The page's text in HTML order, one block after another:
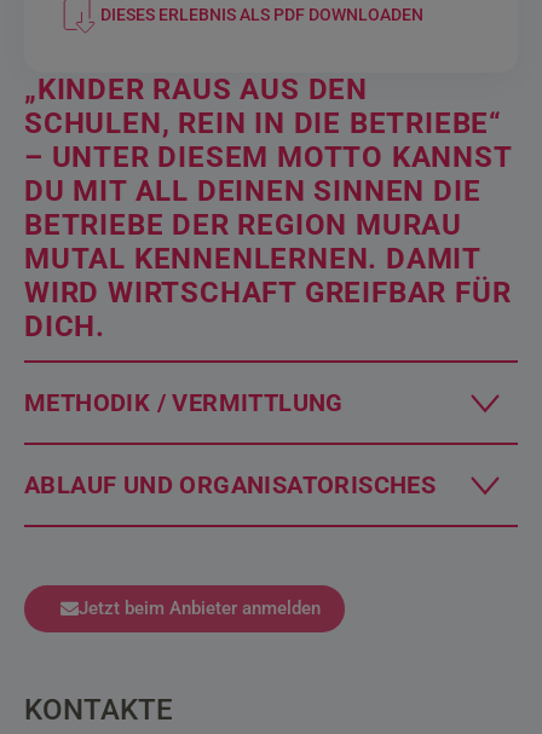
DIESES ERLEBNIS ALS PDF DOWNLOADEN
„KINDER RAUS AUS DEN
SCHULEN, REIN IN DIE BETRIEBE“
– UNTER DIESEM MOTTO KANNST
DU MIT ALL DEINEN SINNEN DIE
BETRIEBE DER REGION MURAU
MUTAL KENNENLERNEN. DAMIT
WIRD WIRTSCHAFT GREIFBAR FÜR
DICH.
METHODIK / VERMITTLUNG
ABLAUF UND ORGANISATORISCHES
Jetzt beim Anbieter anmelden
KONTAKTE